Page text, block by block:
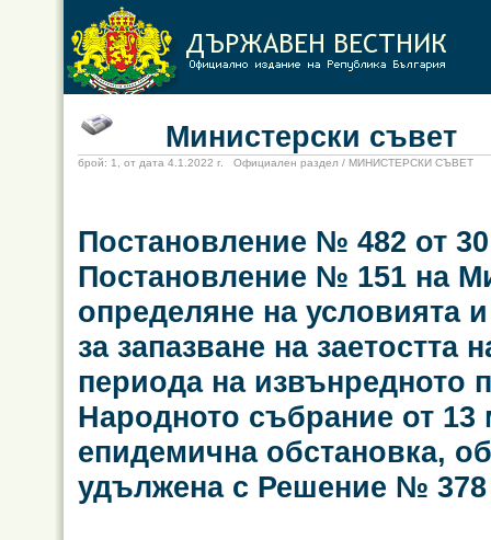
Министерски съвет
брой: 1, от дата 4.1.2022 г. Официален раздел / МИНИСТЕРСКИ СЪВЕТ
Постановление № 482 от
Постановление № 151 на
определяне на условията
за запазване на
периода на извънредното
Народното събрание от 13
епидемична обстановка,
удължена с Решение № 378